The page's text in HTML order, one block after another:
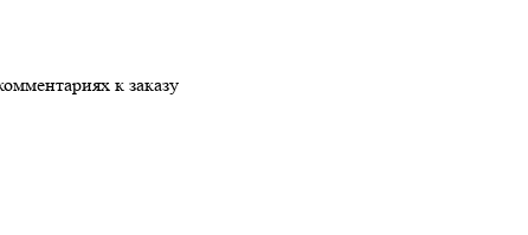
к заказу